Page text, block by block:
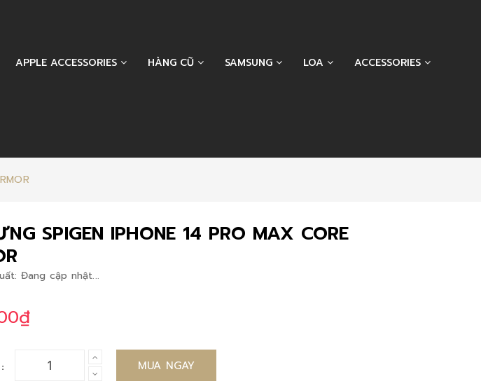
APPLE ACCESSORIES HÀNG CŨ SAMSUNG LOA ACCESSORIES
SPIGEN IPHONE 14 PRO MAX CORE
Đang cập nhật...
MUA NGAY